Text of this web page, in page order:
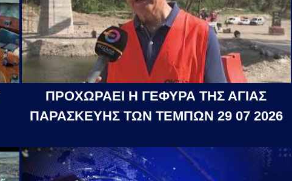
ΠΡΟΧΩΡΑΕΙ Η ΓΕΦΥΡΑ ΤΗΣ ΑΓΙΑΣ
ΠΑΡΑΣΚΕΥΗΣ ΤΩΝ ΤΕΜΠΩΝ 29 07 2026